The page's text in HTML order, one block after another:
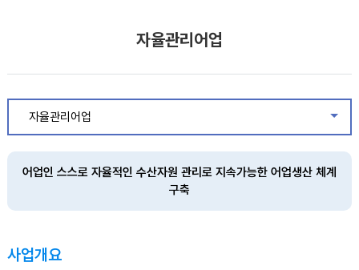
자율관리어업
자율관리어업
어업인 스스로 자율적인 수산자원 관리로 지속가능한 어업생산 체계
구축
사업개요